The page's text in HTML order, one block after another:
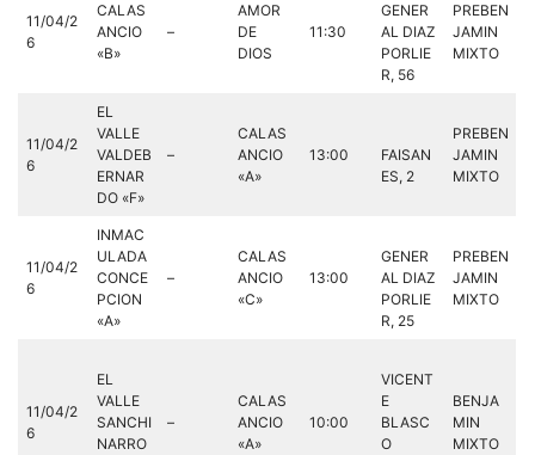
11/04/2
6
CALAS
ANCIO
«B»
–
AMOR
DE
DIOS
11:30
GENER
AL DIAZ
PORLIE
R, 56
PREBEN
JAMIN
MIXTO
11/04/2
6
EL
VALLE
VALDEB
ERNAR
DO «F»
–
CALAS
ANCIO
«A»
13:00
FAISAN
ES, 2
PREBEN
JAMIN
MIXTO
11/04/2
6
INMAC
ULADA
CONCE
PCION
«A»
–
CALAS
ANCIO
«C»
13:00
GENER
AL DIAZ
PORLIE
R, 25
PREBEN
JAMIN
MIXTO
11/04/2
6
EL
VALLE
SANCHI
NARRO
–
CALAS
ANCIO
«A»
10:00
VICENT
E
BLASC
O
BENJA
MIN
MIXTO